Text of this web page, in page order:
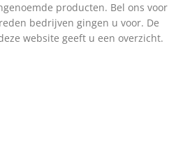
producten. Bel ons voor
bedrijven gingen u voor. De
website geeft u een overzicht.